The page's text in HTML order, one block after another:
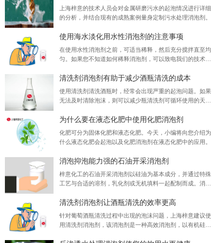
化。
上海梓意的技术人员会对金属研磨污水的起泡情况进行详细
的分析，并结合现有的成熟案例量身定制污水处理消泡剂。
使用海水淡化用水性消泡剂的注意事项
在使用水性消泡剂之前，可适当稀释，然后充分搅拌直至均
匀。如果您不知道如何稀释消泡剂，可以致电我们的技术人
议。
清洗剂消泡剂有助于减少酒瓶清洗的成本
使用清洗剂清洗酒瓶时，经常会出现严重的起泡问题。如果
无法及时清除泡沫，则可以减少瓶清洗剂可循环使用的天
加，导致大大增加了清洗成本。此时，有必要使用酒瓶清洗
剂消泡剂​以降低清洗成本。
为什么要在液态化肥中使用化肥消泡剂
化肥可分为固体化肥和液态化肥。今天，小编将向您介绍为
什么液态化肥会起泡以及化肥消泡剂​在液态化肥中的应用。
消泡抑泡能力强的石油开采消泡剂
梓意化工的石油开采消泡剂以硅油为基本成分，并通过特殊
工艺与合适的溶剂，乳化剂或无机填料一起配制而成。消泡
用。
清洗剂消泡剂让酒瓶清洗的效率更高
针对葡萄酒瓶清洗过程中出现的泡沫问题，上海梓意建议使
用清洗剂消泡剂，该消泡剂是一种高效消泡剂，以有机硅聚